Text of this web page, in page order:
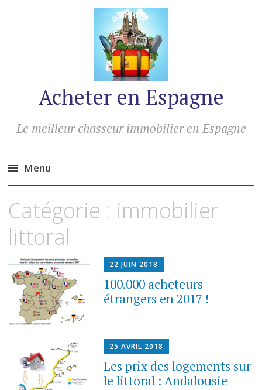
Acheter en Espagne
Le meilleur chasseur immobilier en Espagne
Menu
au
Catégorie : immobilier
littoral
22 JUIN 2018
100.000 acheteurs
étrangers en 2017 !
25 AVRIL 2018
Les prix des logements sur
le littoral : Andalousie